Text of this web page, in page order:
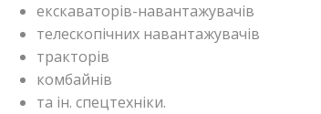
екскаваторів-навантажувачів
телескопічних навантажувачів
тракторів
комбайнів
та ін. спецтехніки.